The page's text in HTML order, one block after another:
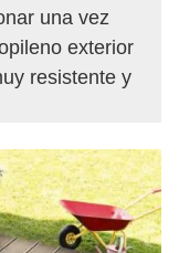
una vez
exterior
resistente y